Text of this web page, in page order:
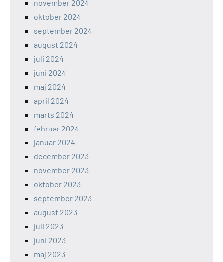
november 2024
oktober 2024
september 2024
august 2024
juli 2024
juni 2024
maj 2024
april 2024
marts 2024
februar 2024
januar 2024
december 2023
november 2023
oktober 2023
september 2023
august 2023
juli 2023
juni 2023
maj 2023